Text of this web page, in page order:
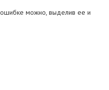
можно, выделив ее и